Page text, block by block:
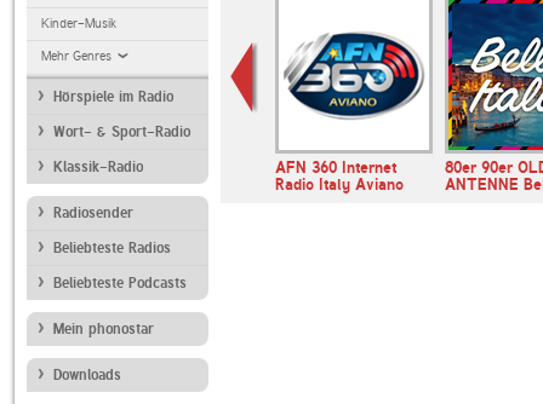
Kinder-Musik
Mehr Genres
Hörspiele im Radio
Wort- & Sport-Radio
Klassik-Radio
Radiosender
Beliebteste Radios
Beliebteste Podcasts
Mein phonostar
Downloads
AFN 360 Internet
Radio Italy Aviano
80er 90er
ANTENNE